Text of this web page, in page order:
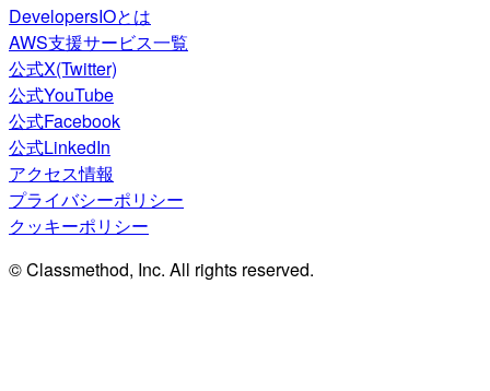
DevelopersIOとは
AWS支援サービス一覧
公式X(Twitter)
公式YouTube
公式Facebook
公式LinkedIn
アクセス情報
プライバシーポリシー
クッキーポリシー
© Classmethod, Inc. All rights reserved.